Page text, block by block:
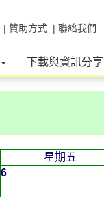
| 聯絡我們
| 贊助方式
下載與資訊分享
星期五
6